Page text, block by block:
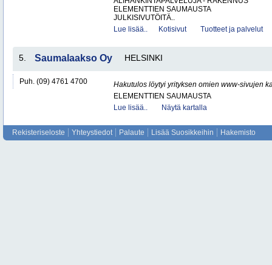
ELEMENTTIEN SAUMAUSTA
JULKISIVUTÖITÄ..
Lue lisää..
Kotisivut Tuotteet ja palvelut
5. Saumalaakso Oy HELSINKI
Puh. (09) 4761 4700
Hakutulos löytyi yrityksen omien www-sivujen
ELEMENTTIEN SAUMAUSTA
Lue lisää..
Näytä kartalla
Rekisteriseloste Yhteystiedot Palaute Lisää Suosikkeihin Hakemisto